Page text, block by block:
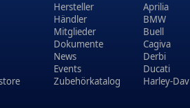
Hersteller
Händler
Mitglieder
Dokumente
News
Events
Zubehörkatalog
Aprilia
BMW
Buell
Cagiva
Derbi
Ducati
Harley-